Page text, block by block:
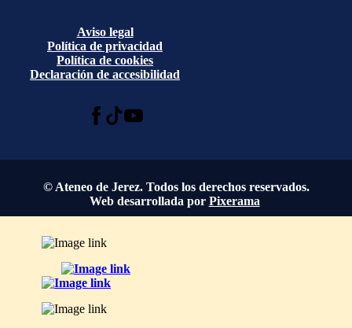
Aviso legal
Política de privacidad
Política de cookies
Declaración de accesibilidad
© Ateneo de Jerez. Todos los derechos reservados.
Web desarrollada por Pixerama